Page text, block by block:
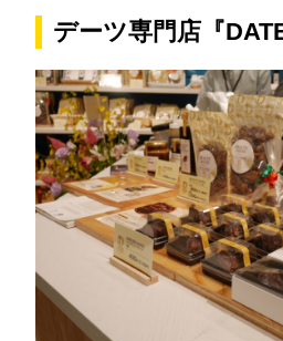
デーツ専門店『